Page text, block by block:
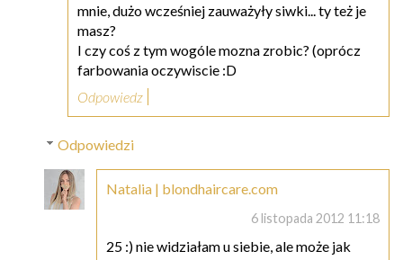
mnie, dużo wcześniej zauważyły siwki... ty też je
masz?
I czy coś z tym wogóle mozna zrobic? (oprócz
farbowania oczywiscie :D
Odpowiedz
Odpowiedzi
Natalia | blondhaircare.com
6 listopada 2012 11:18
25 :) nie widziałam u siebie, ale może jak